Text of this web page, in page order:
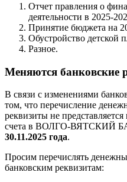
Отчет правления о
деятельности в 2025-
Принятие бюджета на
Обустройство детской
Разное.
Меняются банковские
В связи с изменениями
том, что перечисление
реквизиты не
счета в ВОЛГО-ВЯТСКИЙ
30.11.2025 года.
Просим перечислять
банковским реквизитам: